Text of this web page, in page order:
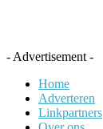
- Advertisement -
Home
Adverteren
Linkpartners